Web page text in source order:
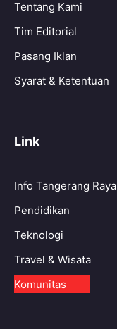
Tentang Kami
Tim Editorial
Pasang Iklan
Syarat & Ketentuan
Link
Info Tangerang Raya
Pendidikan
Teknologi
Travel & Wisata
Komunitas